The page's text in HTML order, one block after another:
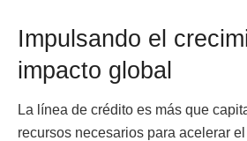
Impulsando el
impacto global
La línea de crédito es más que
recursos necesarios para acelerar